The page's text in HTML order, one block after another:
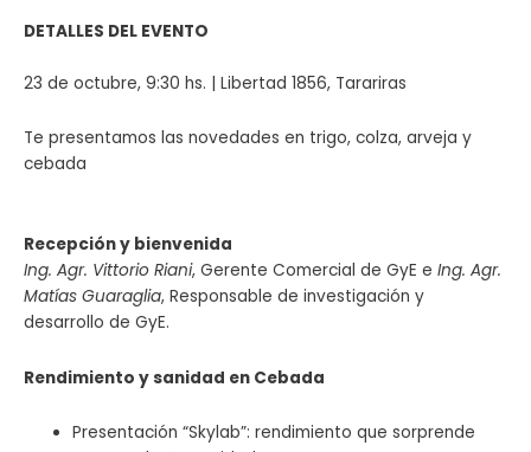
DETALLES DEL EVENTO
23 de octubre, 9:30 hs. | Libertad 1856, Tarariras
Te presentamos las novedades en trigo, colza, arveja y
cebada
Recepción y bienvenida
Ing. Agr. Vittorio Riani, Gerente Comercial de GyE e Ing. Agr.
Matías Guaraglia, Responsable de investigación y
desarrollo de GyE.
Rendimiento y sanidad en Cebada
Presentación “Skylab”: rendimiento que sorprende